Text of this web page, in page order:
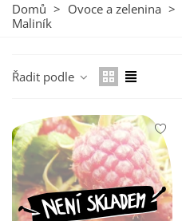
Domů > Ovoce a zelenina >
Maliník
Řadit podle